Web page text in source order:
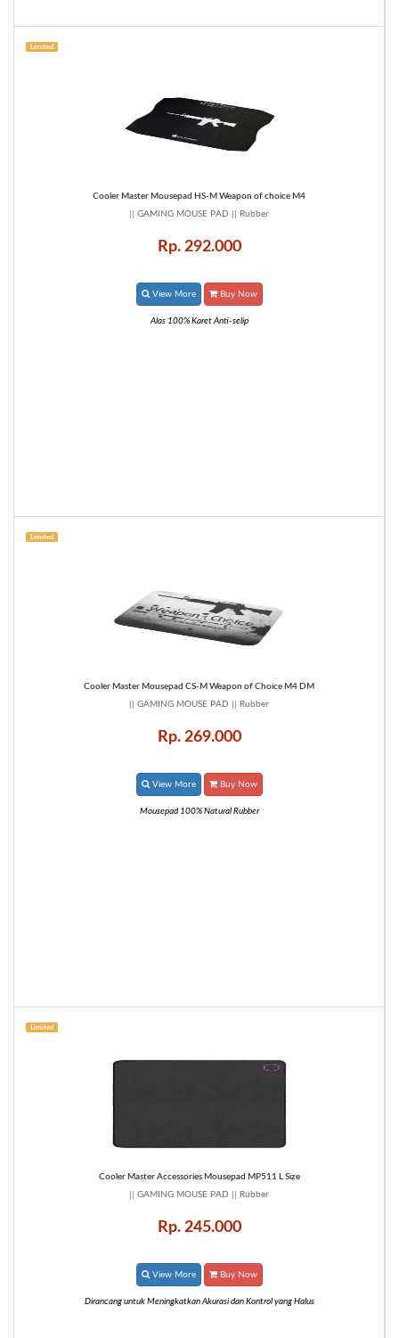
Limited
Cooler Master Mousepad HS-M Weapon of choice M4
|| GAMING MOUSE PAD || Rubber
Rp. 292.000
View More Buy Now
Alas 100% Karet Anti-selip
Limited
Cooler Master Mousepad CS-M Weapon of Choice M4 DM
|| GAMING MOUSE PAD || Rubber
Rp. 269.000
View More Buy Now
Mousepad 100% Natural Rubber
Limited
Cooler Master Accessories Mousepad MP511 L Size
|| GAMING MOUSE PAD || Rubber
Rp. 245.000
View More Buy Now
Dirancang untuk Meningkatkan Akurasi dan Kontrol yang Halus